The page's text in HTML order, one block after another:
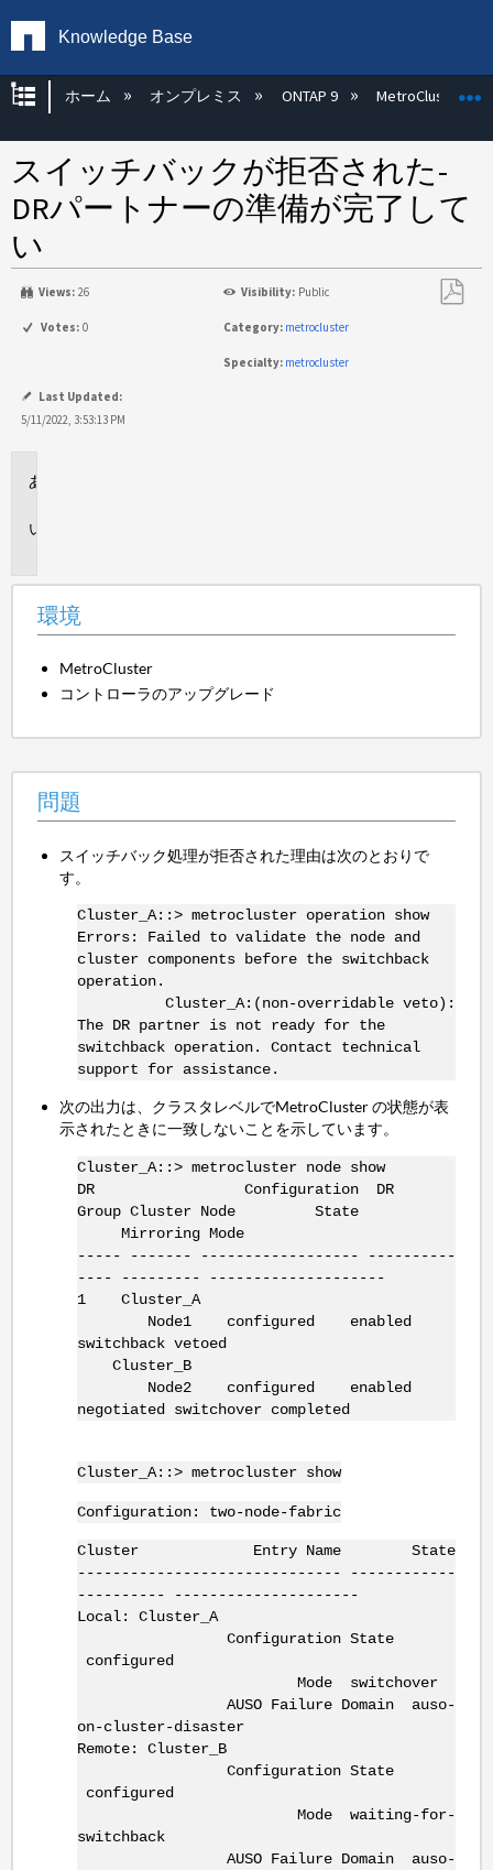
Knowledge Base
グローバル階層を展開/折りたたむ
ホーム オンプレミス ONTAP 9 MetroCluster
スイッチバックが拒否された-
DRパートナーの準備が完了して
い
Views: 26 Visibility: Public
Votes: 0 Category: metrocluster
Specialty: metrocluster
Last Updated:
5/11/2022, 3:53:13 PM
環境
MetroCluster
コントローラのアップグレード
問題
スイッチバック処理が拒否された理由は次のとおりで
す。
Cluster_A::> metrocluster operation show
Errors: Failed to validate the node and
cluster components before the switchback
operation.
Cluster_A:(non-overridable veto):
The DR partner is not ready for the
switchback operation. Contact technical
support for assistance.
次の出力は、クラスタレベルでMetroCluster の状態が表
示されたときに一致しないことを示しています。
Cluster_A::> metrocluster node show
DR Configuration DR
Group Cluster Node State
Mirroring Mode
----- ------- ------------------ ----------
---- --------- --------------------
1 Cluster_A
Node1 configured enabled
switchback vetoed
Cluster_B
Node2 configured enabled
negotiated switchover completed
Cluster_A::> metrocluster show
Configuration: two-node-fabric
Cluster Entry Name State
------------------------------ ------------
---------- ---------------------
Local: Cluster_A
Configuration State
configured
Mode switchover
AUSO Failure Domain auso-
on-cluster-disaster
Remote: Cluster_B
Configuration State
configured
Mode waiting-for-
switchback
AUSO Failure Domain auso-